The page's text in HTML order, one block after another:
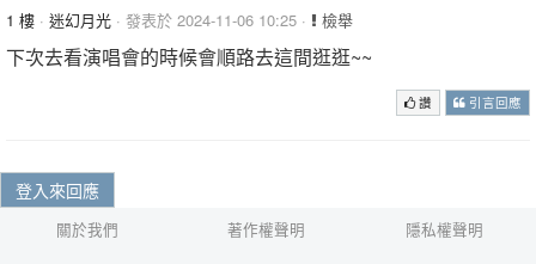
1 樓 · 迷幻月光 · 發表於 2024-11-06 10:25 · 檢舉
下次去看演唱會的時候會順路去這間逛逛~~
讚 引言回應
登入來回應
關於我們 著作權聲明
隱私權聲明